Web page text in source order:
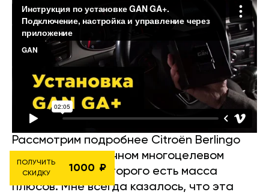
Рассмотрим подробнее Citroën Berlingo
1.6i 110 л.с. — отличном многоцелевом
автомобиле, у которого есть масса
плюсов. Мне всегда казалось, что эта
ПОЛУЧИТЬ
СКИДКУ
1000